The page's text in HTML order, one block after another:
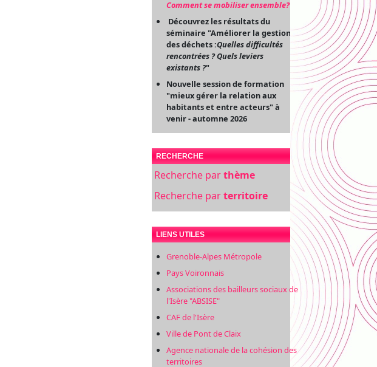
Comment se mobiliser ensemble?"
Découvrez les résultats du
séminaire "Améliorer la gestion
des déchets :Quelles difficultés
rencontrées ? Quels leviers
existants ?"
Nouvelle session de formation
"mieux gérer la relation aux
habitants et entre acteurs" à
venir - automne 2026
RECHERCHE
Recherche parthème
Recherche parterritoire
LIENS UTILES
Grenoble-Alpes Métropole
Pays Voironnais
Associations des bailleurs sociaux de
l'Isère "ABSISE"
CAF de l'Isère
Ville de Pont de Claix
Agence nationale de la cohésion des
territoires